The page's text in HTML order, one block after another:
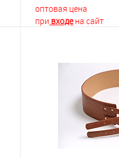
оптовая цена
при входена сайт
Купить в 1 клик
В избранное